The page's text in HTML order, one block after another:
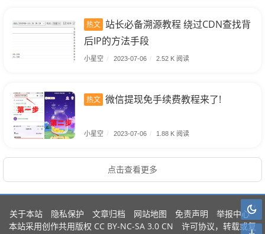
热文 站长必备溯源教程 绕过CDN查找背
后IP的方法手段
小星空 / 2023-07-06 / 2.52 K 阅读
热文 微信提现免手续费教程来了!
小星空 / 2023-07-06 / 1.88 K 阅读
点击查看更多
关于本站 隐私保护 文章归档 网站地图 免责声明 举报中心
本站采用创作共用版权 CC BY-NC-SA 3.0 CN
许可协议，转载或复